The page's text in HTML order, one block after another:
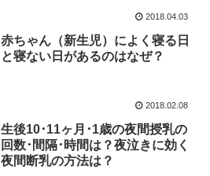
2018.04.03
赤ちゃん（新生児）によく寝る日
と寝ない日があるのはなぜ？
2018.02.08
生後10･11ヶ月･1歳の夜間授乳の
回数･間隔･時間は？夜泣きに効く
夜間断乳の方法は？